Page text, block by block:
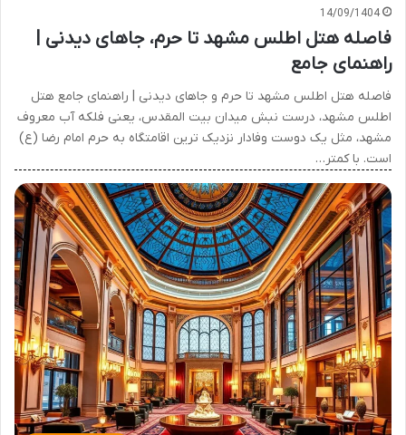
14/09/1404
فاصله هتل اطلس مشهد تا حرم، جاهای دیدنی |
راهنمای جامع
فاصله هتل اطلس مشهد تا حرم و جاهای دیدنی | راهنمای جامع هتل
اطلس مشهد، درست نبش میدان بیت المقدس، یعنی فلکه آب معروف
مشهد، مثل یک دوست وفادار نزدیک ترین اقامتگاه به حرم امام رضا (ع)
است. با کمتر…